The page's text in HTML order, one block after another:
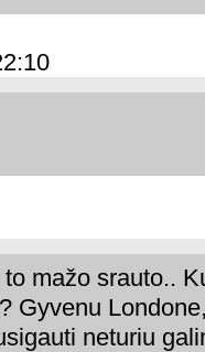
mažo srauto..
Gyvenu
neturiu